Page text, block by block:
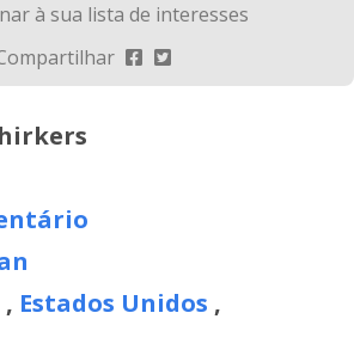
à sua lista de interesses
, Estados Unidos ,